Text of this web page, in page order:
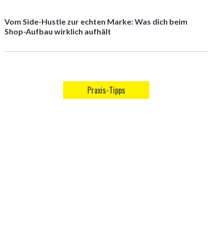
Vom Side-Hustle zur echten Marke: Was dich beim
Shop-Aufbau wirklich aufhält
Praxis-Tipps